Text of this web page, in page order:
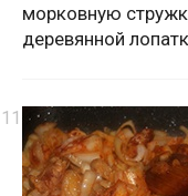
морковную
деревянной